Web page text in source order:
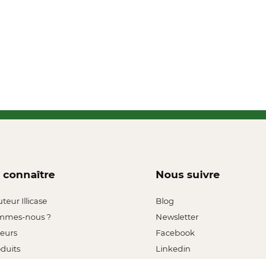
connaître
Illicase
nous ?
Nous suivre
Blog
Newsletter
Facebook
Linkedin